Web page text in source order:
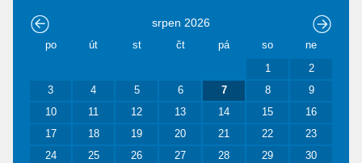
srpen 2026
po út st čt pá so ne
1
2
3
4 5 6 7 8
9
10
11 12 13 14 15
16
17
18 19 20 21 22
23
24
25 26 27 28 29
30